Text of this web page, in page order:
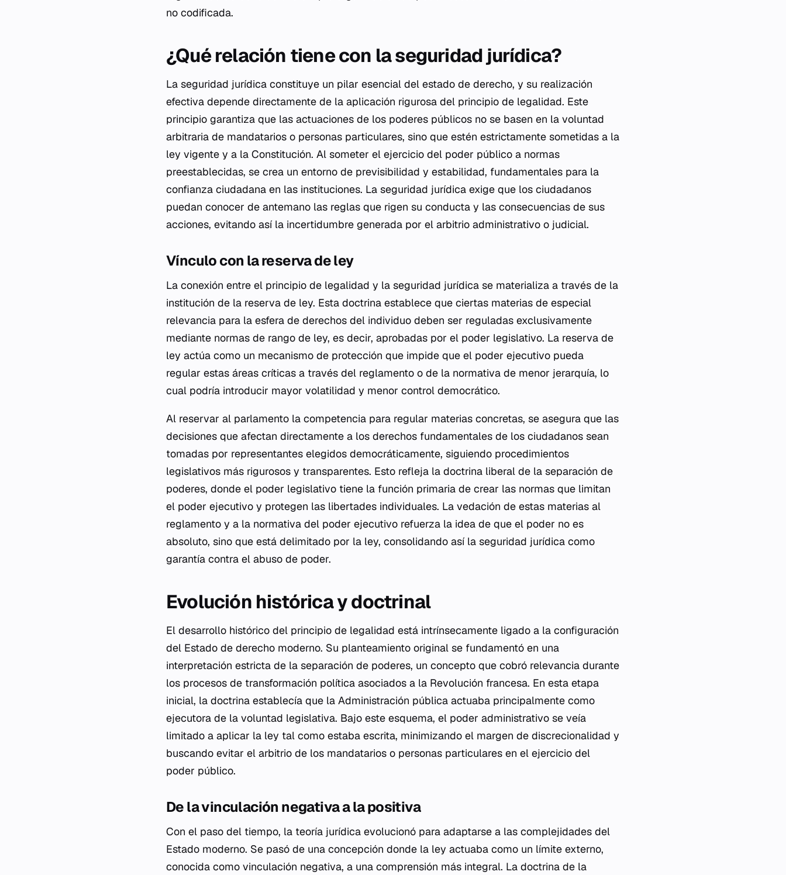
no codificada.
¿Qué relación tiene con la seguridad jurídica?
La seguridad jurídica constituye un pilar esencial del estado de derecho, y su realización
efectiva depende directamente de la aplicación rigurosa del principio de legalidad. Este
principio garantiza que las actuaciones de los poderes públicos no se basen en la voluntad
arbitraria de mandatarios o personas particulares, sino que estén estrictamente sometidas a la
ley vigente y a la Constitución. Al someter el ejercicio del poder público a normas
preestablecidas, se crea un entorno de previsibilidad y estabilidad, fundamentales para la
confianza ciudadana en las instituciones. La seguridad jurídica exige que los ciudadanos
puedan conocer de antemano las reglas que rigen su conducta y las consecuencias de sus
acciones, evitando así la incertidumbre generada por el arbitrio administrativo o judicial.
Vínculo con la reserva de ley
La conexión entre el principio de legalidad y la seguridad jurídica se materializa a través de la
institución de la reserva de ley. Esta doctrina establece que ciertas materias de especial
relevancia para la esfera de derechos del individuo deben ser reguladas exclusivamente
mediante normas de rango de ley, es decir, aprobadas por el poder legislativo. La reserva de
ley actúa como un mecanismo de protección que impide que el poder ejecutivo pueda
regular estas áreas críticas a través del reglamento o de la normativa de menor jerarquía, lo
cual podría introducir mayor volatilidad y menor control democrático.
Al reservar al parlamento la competencia para regular materias concretas, se asegura que las
decisiones que afectan directamente a los derechos fundamentales de los ciudadanos sean
tomadas por representantes elegidos democráticamente, siguiendo procedimientos
legislativos más rigurosos y transparentes. Esto refleja la doctrina liberal de la separación de
poderes, donde el poder legislativo tiene la función primaria de crear las normas que limitan
el poder ejecutivo y protegen las libertades individuales. La vedación de estas materias al
reglamento y a la normativa del poder ejecutivo refuerza la idea de que el poder no es
absoluto, sino que está delimitado por la ley, consolidando así la seguridad jurídica como
garantía contra el abuso de poder.
Evolución histórica y doctrinal
El desarrollo histórico del principio de legalidad está intrínsecamente ligado a la configuración
del Estado de derecho moderno. Su planteamiento original se fundamentó en una
interpretación estricta de la separación de poderes, un concepto que cobró relevancia durante
los procesos de transformación política asociados a la Revolución francesa. En esta etapa
inicial, la doctrina establecía que la Administración pública actuaba principalmente como
ejecutora de la voluntad legislativa. Bajo este esquema, el poder administrativo se veía
limitado a aplicar la ley tal como estaba escrita, minimizando el margen de discrecionalidad y
buscando evitar el arbitrio de los mandatarios o personas particulares en el ejercicio del
poder público.
De la vinculación negativa a la positiva
Con el paso del tiempo, la teoría jurídica evolucionó para adaptarse a las complejidades del
Estado moderno. Se pasó de una concepción donde la ley actuaba como un límite externo,
conocida como vinculación negativa, a una comprensión más integral. La doctrina de la